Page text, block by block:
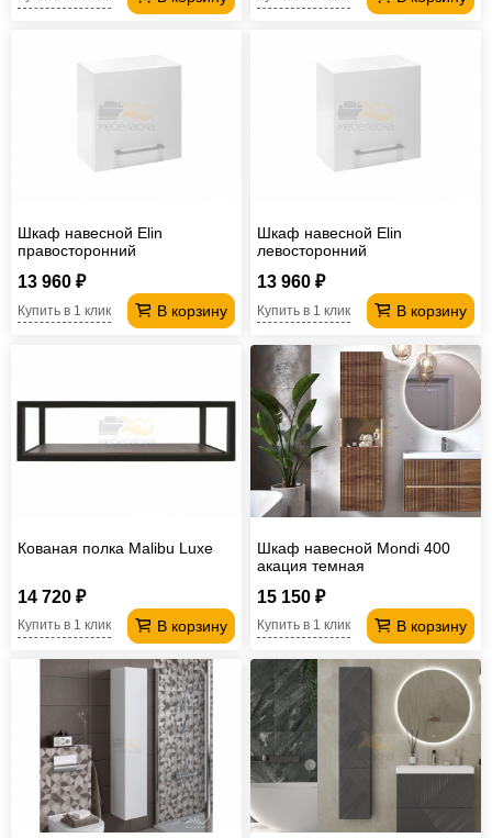
Шкаф навесной Elin
правосторонний
13 960 ₽
В корзину
Купить в 1 клик
Шкаф навесной Elin
левосторонний
13 960 ₽
В корзину
Купить в 1 клик
Кованая полка Malibu Luxe
14 720 ₽
В корзину
Купить в 1 клик
Шкаф навесной Mondi 400
акация темная
15 150 ₽
В корзину
Купить в 1 клик